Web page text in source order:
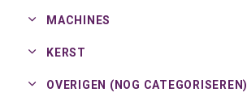
MACHINES
KERST
OVERIGEN (NOG CATEGORISEREN)